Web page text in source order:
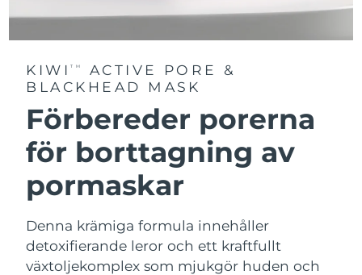
KIWITM
ACTIVE PORE &
BLACKHEAD MASK
Förbereder porerna
för borttagning av
pormaskar
Denna krämiga formula innehåller
detoxifierande leror och ett kraftfullt
växtoljekomplex som mjukgör huden och